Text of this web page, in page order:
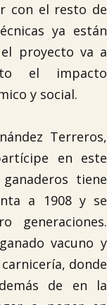
con el resto de
ya están
proyecto va a
el impacto
y social.
Terreros,
en este
tiene
a 1908 y se
generaciones.
vacuno y
donde
de en la